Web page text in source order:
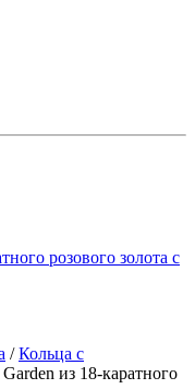
/Кольца с
из 18-каратного